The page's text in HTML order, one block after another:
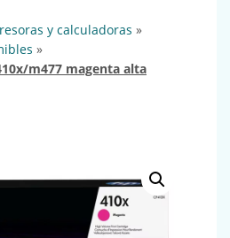
y calculadoras »
»